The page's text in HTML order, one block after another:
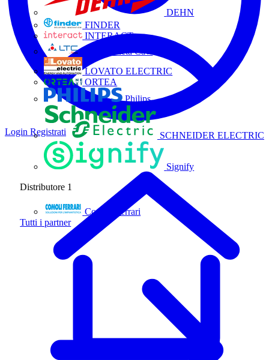
DEHN
FINDER
INTERACT
La Triveneta Cavi
LOVATO ELECTRIC
ORTEA
Philips
SCHNEIDER ELECTRIC
Signify
Distributore 1
Comoli Ferrari
Tutti i partner
Login Registrati